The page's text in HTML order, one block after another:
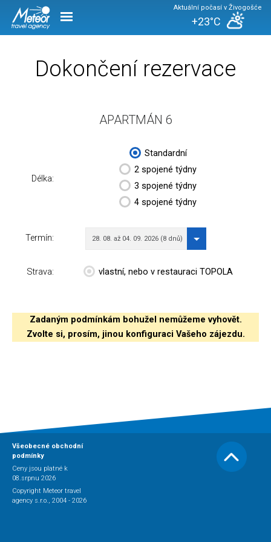
Aktuální počasí v Živogošće
+23°C
Dokončení rezervace
APARTMÁN 6
Délka:
Standardní
2 spojené týdny
3 spojené týdny
4 spojené týdny
Termín: 28. 08. až 04. 09. 2026 (8 dnů)
Strava: vlastní, nebo v restauraci TOPOLA
Zadaným podmínkám bohužel nemůžeme vyhovět.
Zvolte si, prosím, jinou konfiguraci Vašeho zájezdu.
Všeobecné obchodní
podmínky
Ceny jsou platné k
08.srpnu 2026
Copyright Meteor travel
agency s.r.o., 2004 - 2026